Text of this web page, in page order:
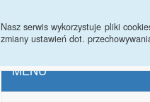
Nasz serwis wykorzystuje pliki
zmiany ustawień dot.
MENU